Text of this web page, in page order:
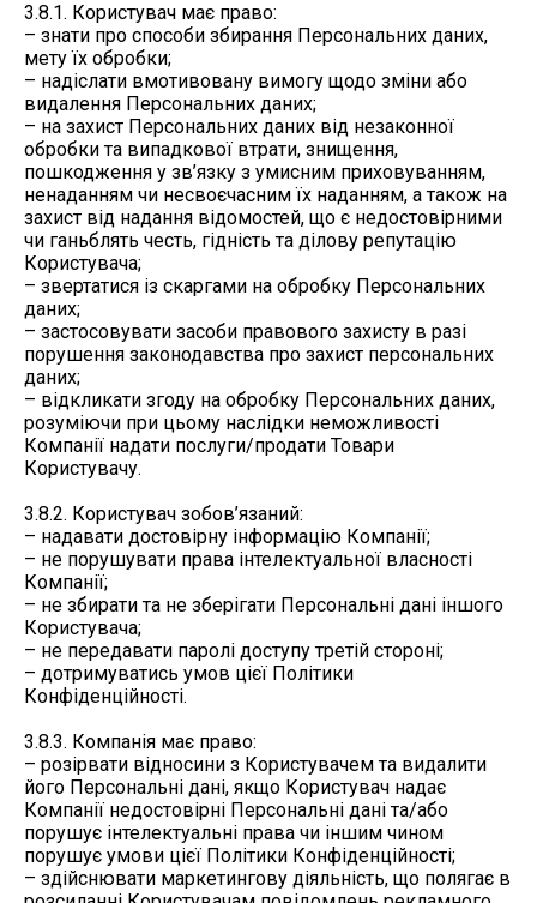
3.8.1. Користувач має право:
– знати про способи збирання Персональних даних,
мету їх обробки;
– надіслати вмотивовану вимогу щодо зміни або
видалення Персональних даних;
– на захист Персональних даних від незаконної
обробки та випадкової втрати, знищення,
пошкодження у зв’язку з умисним приховуванням,
ненаданням чи несвоєчасним їх наданням, а також на
захист від надання відомостей, що є недостовірними
чи ганьблять честь, гідність та ділову репутацію
Користувача;
– звертатися із скаргами на обробку Персональних
даних;
– застосовувати засоби правового захисту в разі
порушення законодавства про захист персональних
даних;
– відкликати згоду на обробку Персональних даних,
розуміючи при цьому наслідки неможливості
Компанії надати послуги/продати Товари
Користувачу.
3.8.2. Користувач зобов’язаний:
– надавати достовірну інформацію Компанії;
– не порушувати права інтелектуальної власності
Компанії;
– не збирати та не зберігати Персональні дані іншого
Користувача;
– не передавати паролі доступу третій стороні;
– дотримуватись умов цієї Політики
Конфіденційності.
3.8.3. Компанія має право:
– розірвати відносини з Користувачем та видалити
його Персональні дані, якщо Користувач надає
Компанії недостовірні Персональні дані та/або
порушує інтелектуальні права чи іншим чином
порушує умови цієї Політики Конфіденційності;
– здійснювати маркетингову діяльність, що полягає в